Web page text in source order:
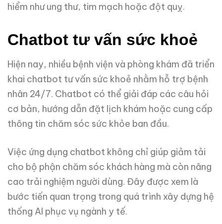
hiểm như ung thư, tim mạch hoặc đột quỵ.
Chatbot tư vấn sức khoẻ
Hiện nay, nhiều bệnh viện và phòng khám đã triển
khai chatbot tư vấn sức khoẻ nhằm hỗ trợ bệnh
nhân 24/7. Chatbot có thể giải đáp các câu hỏi
cơ bản, hướng dẫn đặt lịch khám hoặc cung cấp
thông tin chăm sóc sức khỏe ban đầu.
Việc ứng dụng chatbot không chỉ giúp giảm tải
cho bộ phận chăm sóc khách hàng mà còn nâng
cao trải nghiệm người dùng. Đây được xem là
bước tiến quan trọng trong quá trình xây dựng hệ
thống AI phục vụ ngành y tế.